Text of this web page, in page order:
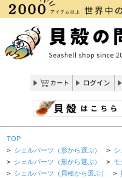
TOP
> シェルパーツ（形から選ぶ） > シ
> シェルパーツ（形から選ぶ） > モ
> シェルパーツ（貝種から選ぶ） >